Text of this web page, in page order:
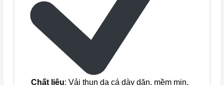
Chất liệu: Vải thun da cá dày dặn, mềm mịn,